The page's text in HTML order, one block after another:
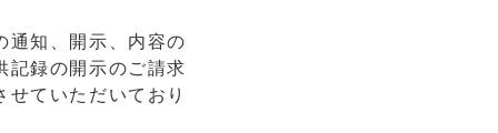
通知、開示、内容の
記録の開示のご請求
ていただいており